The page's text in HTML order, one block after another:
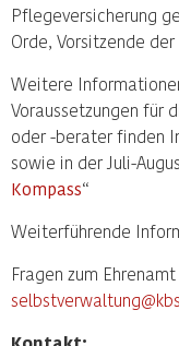
Pflegeversicherung
Orde, Vorsitzende
Weitere
Voraussetzungen für
oder -berater finden
sowie in der Juli-
Kompass“
Weiterführende
Fragen zum